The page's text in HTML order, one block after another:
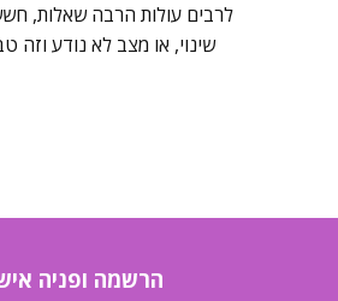
לרבים עולות הרבה שאלות,
שינוי, או מצב לא נודע וזה
הרשמה ופניה